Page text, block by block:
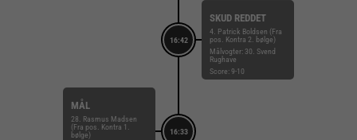
16:42
SKUD REDDET
4. Patrick Boldsen (Fra
pos. Kontra 2. bølge)
Målvogter: 30. Svend
Rughave
Score: 9-10
16:33
MÅL
28. Rasmus Madsen
(Fra pos. Kontra 1.
bølge)